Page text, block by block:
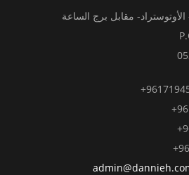
مقابل برج الساعة